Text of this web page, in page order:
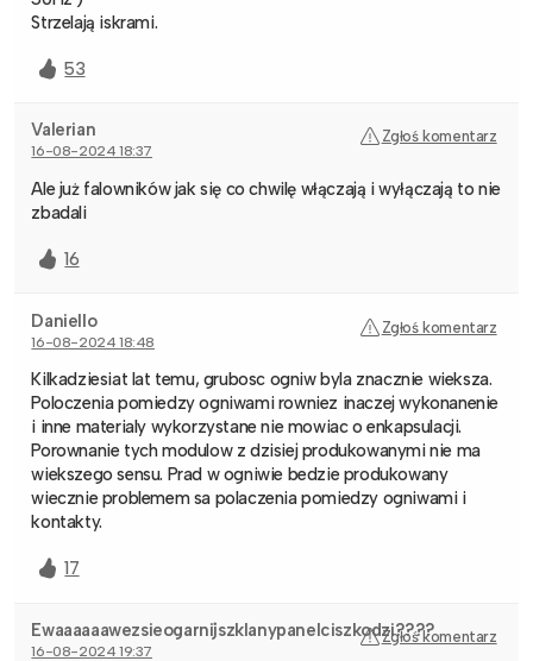
Strzelają iskrami.
53
Valerian
16-08-2024 18:37
Zgłoś komentarz
Ale już falowników jak się co chwilę włączają i wyłączają to nie
zbadali
16
Daniello
16-08-2024 18:48
Zgłoś komentarz
Kilkadziesiat lat temu, grubosc ogniw byla znacznie wieksza.
Poloczenia pomiedzy ogniwami rowniez inaczej wykonanenie
i inne materialy wykorzystane nie mowiac o enkapsulacji.
Porownanie tych modulow z dzisiej produkowanymi nie ma
wiekszego sensu. Prad w ogniwie bedzie produkowany
wiecznie problemem sa polaczenia pomiedzy ogniwami i
kontakty.
17
Ewaaaaaawezsieogarnijszklanypanelciszkodzi????
16-08-2024 19:37
Zgłoś komentarz